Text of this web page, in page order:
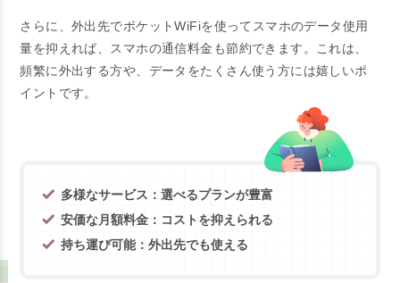
さらに、外出先でポケットWiFiを使ってスマホのデータ使用
量を抑えれば、スマホの通信料金も節約できます。これは、
頻繁に外出する方や、データをたくさん使う方には嬉しいポ
イントです。
多様なサービス：選べるプランが豊富
安価な月額料金：コストを抑えられる
持ち運び可能：外出先でも使える